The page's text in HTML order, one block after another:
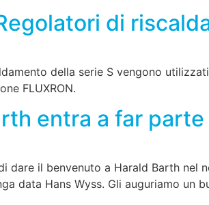
di
della serie S vengono
FLUXRON.
entra a far parte
dare il benvenuto a Harald Barth nel
data Hans Wyss. Gli auguriamo un